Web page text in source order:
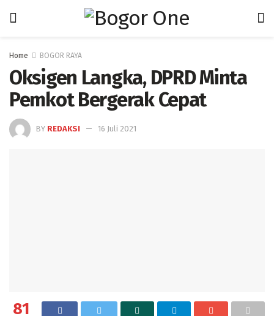
Home BOGOR RAYA
Oksigen Langka, DPRD Minta
Pemkot Bergerak Cepat
BY REDAKSI 16 Juli 2021
81